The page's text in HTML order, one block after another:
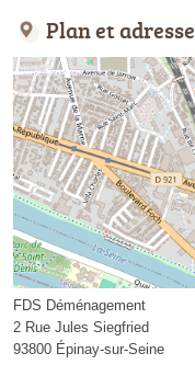
Plan et adresse
FDS Déménagement
2 Rue Jules Siegfried
93800 Épinay-sur-Seine